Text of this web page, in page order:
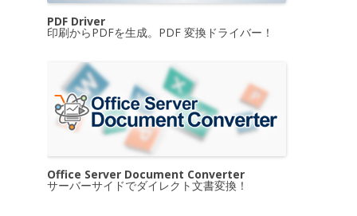
PDF Driver
印刷からPDFを生成。PDF 変換ドライバー！
Office Server Document Converter
サーバーサイドでダイレクト文書変換！